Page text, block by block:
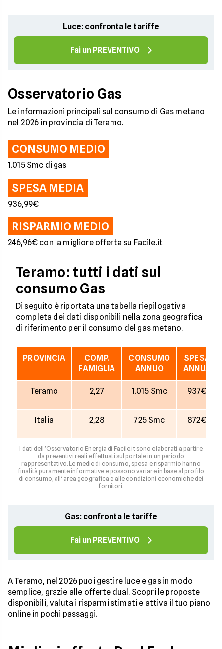
Luce: confronta le tariffe
Fai un PREVENTIVO
Osservatorio Gas
Le informazioni principali sul consumo di Gas metano
nel 2026 in provincia di Teramo.
CONSUMO MEDIO
1.015 Smc di gas
SPESA MEDIA
936,99€
RISPARMIO MEDIO
246,96€ con la migliore offerta su Facile.it
Teramo: tutti i dati sul
consumo Gas
Di seguito è riportata una tabella riepilogativa
completa dei dati disponibili nella zona geografica
di riferimento per il consumo del gas metano.
PROVINCIA
COMP.
FAMIGLIA
CONSUMO
ANNUO
SPESA
ANNUA
Teramo 2,27 1.015 Smc 937€
Italia 2,28 725 Smc 872€
I dati dell’Osservatorio Energia di Facile.it sono elaborati a partire
da preventivi reali effettuati sul portale in un periodo
rappresentativo. Le medie di consumo, spesa e risparmio hanno
finalità puramente informative e possono variare in base al profilo
di consumo, all’area geografica e alle condizioni economiche dei
fornitori.
Gas: confronta le tariffe
Fai un PREVENTIVO
A Teramo, nel 2026 puoi gestire luce e gas in modo
semplice, grazie alle offerte dual. Scopri le proposte
disponibili, valuta i risparmi stimati e attiva il tuo piano
online in pochi passaggi.